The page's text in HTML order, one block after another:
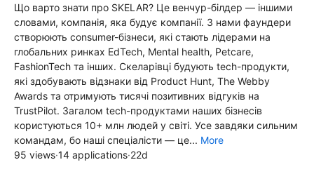
Що варто знати про SKELAR? Це венчур-білдер — іншими
словами, компанія, яка будує компанії. З нами фаундери
створюють consumer-бізнеси, які стають лідерами на
глобальних ринках EdTech, Mental health, Petcare,
FashionTech та інших. Скеларівці будують tech-продукти,
які здобувають відзнаки від Product Hunt, The Webby
Awards та отримують тисячі позитивних відгуків на
TrustPilot. Загалом tech-продуктами наших бізнесів
користуються 10+ млн людей у світі. Усе завдяки сильним
командам, бо наші спеціалісти — це... More
95 views·14 applications·22d